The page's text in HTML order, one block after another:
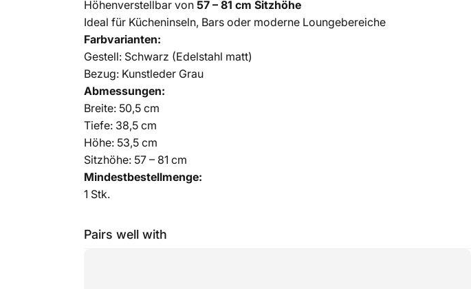
Höhenverstellbar von 57 – 81 cm Sitzhöhe
Ideal für Kücheninseln, Bars oder moderne Loungebereiche
Farbvarianten:
Gestell: Schwarz (Edelstahl matt)
Bezug: Kunstleder Grau
Abmessungen:
Breite: 50,5 cm
Tiefe: 38,5 cm
Höhe: 53,5 cm
Sitzhöhe: 57 – 81 cm
Mindestbestellmenge:
1 Stk.
Pairs well with